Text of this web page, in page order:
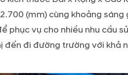
(mm) cùng khoảng
phục vụ cho nhiều nhu cầu
đến đi đường trường với khả